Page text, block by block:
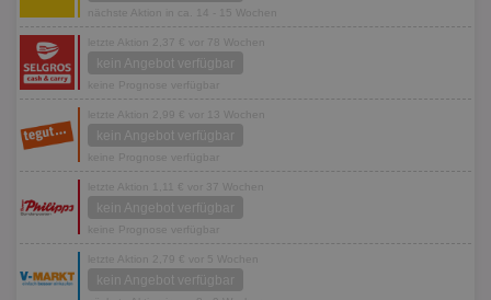
nächste Aktion in ca. 14 - 15 Wochen
letzte Aktion 2,37 € vor 78 Wochen
kein Angebot verfügbar
keine Prognose verfügbar
letzte Aktion 2,99 € vor 13 Wochen
kein Angebot verfügbar
keine Prognose verfügbar
letzte Aktion 1,11 € vor 37 Wochen
kein Angebot verfügbar
keine Prognose verfügbar
letzte Aktion 2,79 € vor 5 Wochen
kein Angebot verfügbar